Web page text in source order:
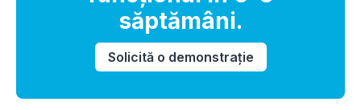
săptămâni.
Solicită o demonstrație